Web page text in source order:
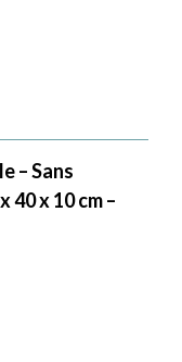
– Sans
40 x 10 cm –